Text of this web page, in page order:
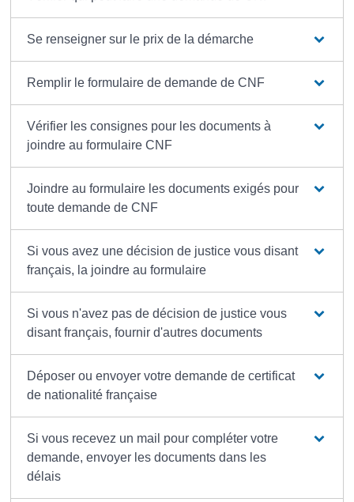
Se renseigner sur le prix de la démarche
Remplir le formulaire de demande de CNF
Vérifier les consignes pour les documents à
joindre au formulaire CNF
Joindre au formulaire les documents exigés pour
toute demande de CNF
Si vous avez une décision de justice vous disant
français, la joindre au formulaire
Si vous n'avez pas de décision de justice vous
disant français, fournir d'autres documents
Déposer ou envoyer votre demande de certificat
de nationalité française
Si vous recevez un mail pour compléter votre
demande, envoyer les documents dans les
délais